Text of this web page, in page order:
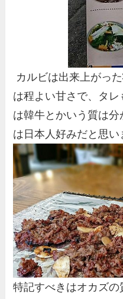
カルビは出来上がっ
は程よい甘さで、タ
は韓牛とかいう質は
は日本人好みだと思い
特記すべきはオカズ